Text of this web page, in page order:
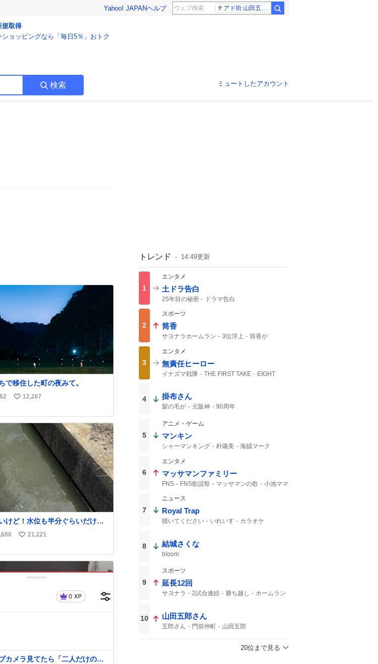
Yahoo! JAPANヘルプ アド街 山田五郎さん
規取得
ショッピングなら「毎日5％」おトク
検索 ミュートしたアカウント
で移住した町の夜みて。
い
ね
数
12,267
けど！水位も半分ぐらいだけ
じめたよ！！！ 作業してくれた
ーーー
！！！！！！！！！！！！！！
！
い
ね
数
21,221
カメラ見てたら「二人だけの世
トレンド 14:49更新
1
エンタメ
土ドラ告白
25年目の秘密 ドラマ告白
2
スポーツ
筒香
サヨナラホームラン 3位浮上
筒香が
サヨナラ勝ち
サヨナラ
筒香キャプテン
47分
ハマスタ
3
エンタメ
無責任ヒーロー
イナズマ戦隊 THE FIRST TAKE
EIGHT
4 掛布さん
髪の毛が 元阪神 90周年
5
アニメ・ゲーム
マンキン
シャーマンキング 朴璐美
海賊マーク
6
エンタメ
マッサマンファミリー
FNS FNS歌謡祭 マッサマンの歌
小池ママ
マッサマンママ
7
ニュース
Royal Trap
聴いてください いれいす カラオケ
8 結城さくな
bloom
9
スポーツ
延長12回
サヨナラ 2試合連続 勝ち越し ホームラン
10 山田五郎さん
五郎さん 門前仲町 山田五郎
20位まで見る